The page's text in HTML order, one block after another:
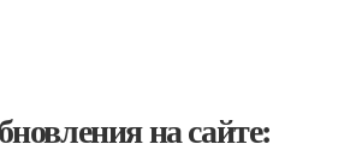
на сайте: